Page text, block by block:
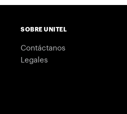
SOBRE UNITEL
Contáctanos
Legales